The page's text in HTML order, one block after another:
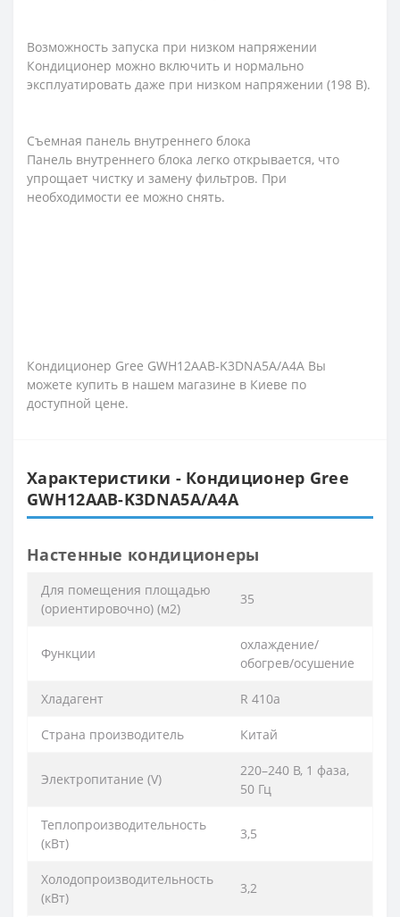
Возможность запуска при низком напряжении
Кондиционер можно включить и нормально
эксплуатировать даже при низком напряжении (198 В).
Съемная панель внутреннего блока
Панель внутреннего блока легко открывается, что
упрощает чистку и замену фильтров. При
необходимости ее можно снять.
Кондиционер Gree GWH12AAB-K3DNA5A/A4A Вы
можете купить в нашем магазине в Киеве по
доступной цене.
Характеристики - Кондиционер Gree
GWH12AAB-K3DNA5A/A4A
Настенные кондиционеры
Для помещения площадью
(ориентировочно) (м2)
35
Функции
охлаждение/
обогрев/осушение
Хладагент R 410a
Страна производитель Китай
Электропитание (V)
220–240 B, 1 фаза,
50 Гц
Теплопроизводительность
(кВт)
3,5
Холодопроизводительность
(кВт)
3,2